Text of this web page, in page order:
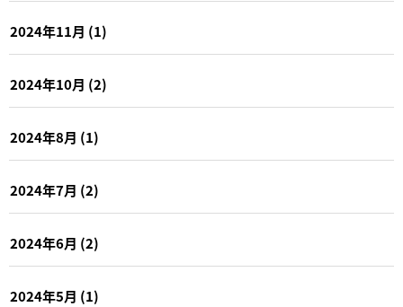
2024年11月 (1)
2024年10月 (2)
2024年8月 (1)
2024年7月 (2)
2024年6月 (2)
2024年5月 (1)